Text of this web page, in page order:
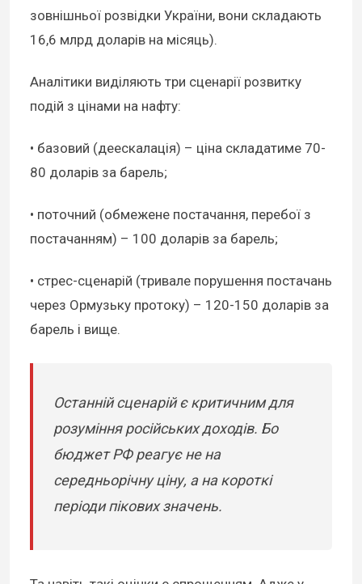
зовнішньої розвідки України, вони складають
16,6 млрд доларів на місяць).
Аналітики виділяють три сценарії розвитку
подій з цінами на нафту:
• базовий (деескалація) – ціна складатиме 70-
80 доларів за барель;
• поточний (обмежене постачання, перебої з
постачанням) – 100 доларів за барель;
• стрес-сценарій (тривале порушення постачань
через Ормузьку протоку) – 120-150 доларів за
барель і вище.
Останній сценарій є критичним для
розуміння російських доходів. Бо
бюджет РФ реагує не на
середньорічну ціну, а на короткі
періоди пікових значень.